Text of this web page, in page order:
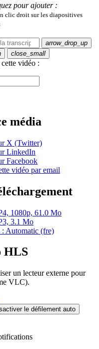
pour ajouter :
clic droit sur les diapositives
arrow_drop_up
close_small
vidéo :
média
X (Twitter)
LinkedIn
Facebook
vidéo par email
1080p, 61.0 Mo
3.1 Mo
: Automatic (fre)
HLS
un lecteur externe pour
VLC).
le défilement auto